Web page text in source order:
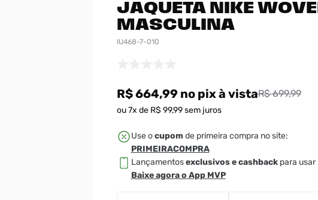
JAQUETA NIKE
MASCULINA
IU468-7-010
R$ 664,99no pixà vistaR$ 699,99
ou7x de R$ 99,99sem juros
Use ocupom de primeira compra no site:
PRIMEIRACOMPRA
Lançamentosexclusivos e cashbackpara usar
Baixe agora o App MVP